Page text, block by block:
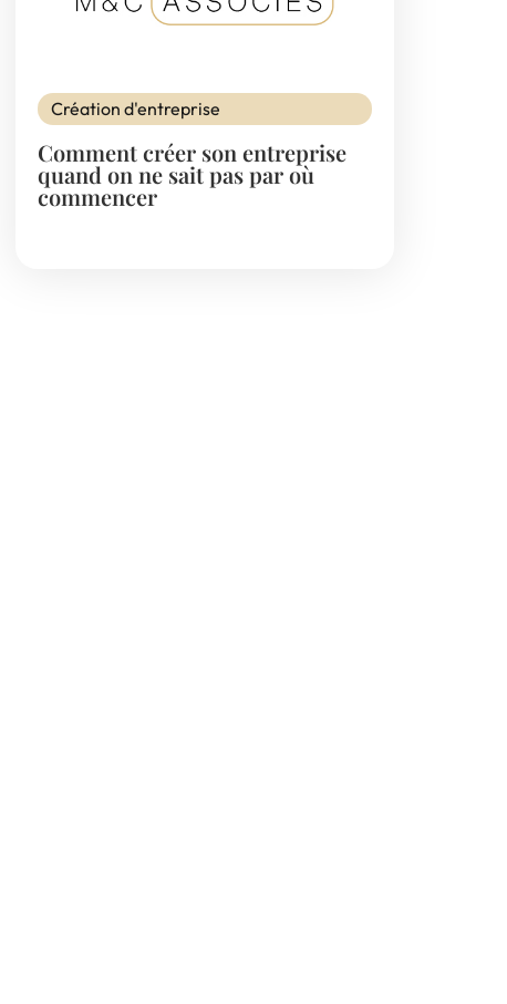
Création d'entreprise
Comment créer son entreprise
quand on ne sait pas par où
commencer